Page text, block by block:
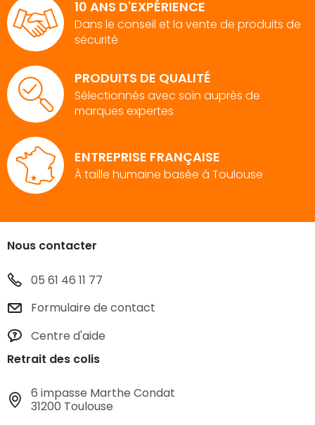
10 ANS D'EXPÉRIENCE
Dans le conseil et la vente de produits de
sécurité
PRODUITS DE QUALITÉ
Sélectionnés avec soin auprès de
marques expertes
ENTREPRISE FRANÇAISE
À taille humaine basée à Toulouse
Nous contacter
05 61 46 11 77
Formulaire de contact
Centre d'aide
Retrait des colis
6 impasse Marthe Condat
31200 Toulouse